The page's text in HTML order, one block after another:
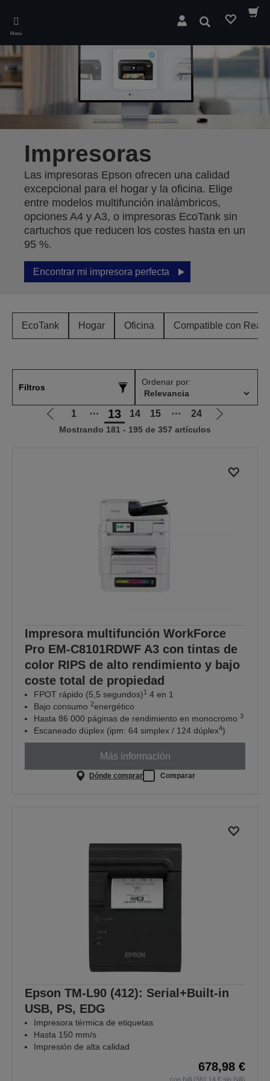
main
content
Menú
Buscar
Impresoras
Las impresoras Epson ofrecen una calidad
excepcional para el hogar y la oficina. Elige
entre modelos multifunción inalámbricos,
opciones A4 y A3, o impresoras EcoTank sin
cartuchos que reducen los costes hasta en un
95 %.
Encontrar mi impresora perfecta
EcoTank Hogar Oficina Compatible con
Filtros
Ordenar por:
Ir
1 ⋯ 13 14 15 ⋯ 24
Ir
siguiente
Mostrando 181 - 195 de 357 artículos
Impresora multifunción WorkForce
Pro EM-C8101RDWF A3 con tintas de
color RIPS de alto rendimiento y bajo
coste total de propiedad
FPOT rápido (5,5 segundos)1 4 en 1
Bajo consumo 2energético
Hasta 86 000 páginas de rendimiento en monocromo 3
Escaneado dúplex (ipm: 64 simplex / 124 dúplex4)
Más información
Dónde comprar Comparar
Epson TM-L90 (412): Serial+Built-in
USB, PS, EDG
Impresora térmica de etiquetas
Hasta 150 mm/s
Impresión de alta calidad
678,98 €
con IVA (561,14 € sin IVA)